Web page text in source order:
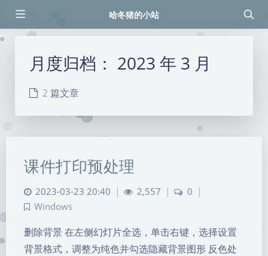
哈冬猪的小站
月度归档： 2023 年 3 月
2 篇文章
课件打印预处理
2023-03-23 20:40 | 2,557 | 0 |
Windows
删除背景 在左侧幻灯片全选，单击右键，选择设置
背景格式，调整为纯色并勾选隐藏背景图形 反色处